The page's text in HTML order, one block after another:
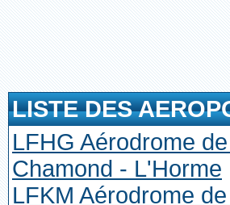
LISTE DES
LFHG Aérodrome
Chamond - L'Horme
LFKM Aérodrome